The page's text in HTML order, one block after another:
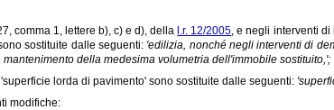
comma 1, lettere b), c) e d), della l.r. 12/2005, e negli interventi
sostituite dalle seguenti: 'edilizia, nonché negli interventi di
della medesima volumetria dell'immobile sostituito,';
lorda di pavimento' sono sostituite dalle seguenti:
modifiche: